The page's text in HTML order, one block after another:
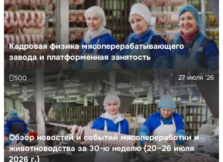
Кадровая физика мясоперерабатывающего
завода и платформенная занятость
Обзор новостей и событий мясопереработки и
животноводства за 30-ю неделю (20–26 июля
2026 г.)
27 июля '26
500